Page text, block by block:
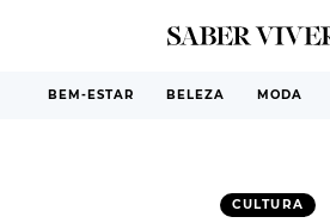
BEM-ESTAR BELEZA MODA
CULTURA